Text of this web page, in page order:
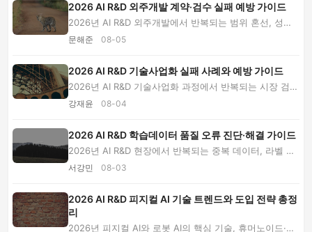
2026 AI R&D 외주개발 계약·검수 실패 예방 가이드
2026년 AI R&D 외주개발에서 반복되는 범위 혼선, 성능
검수, 소유권, 변경관리, 운영전환 실패 사례와 ...
문해준 08-05
2026 AI R&D 기술사업화 실패 사례와 예방 가이드
2026년 AI R&D 기술사업화 과정에서 반복되는 시장 검
증, PoC 전환, 지식재산권, 운영원가, 조직 협업 ...
강재윤 08-04
2026 AI R&D 학습데이터 품질 오류 진단·해결 가이드
2026년 AI R&D 현장에서 반복되는 중복 데이터, 라벨 오
류, 데이터 누출과 분포 변화의 원인을 진단하고...
서강민 08-03
2026 AI R&D 피지컬 AI 기술 트렌드와 도입 전략 총정
리
2026년 피지컬 AI와 로봇 AI의 핵심 기술, 휴머노이드·협